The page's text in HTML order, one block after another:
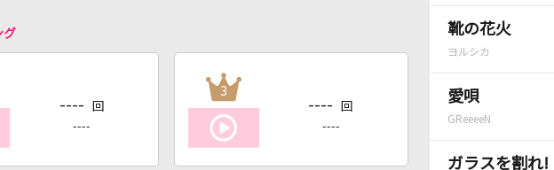
靴の花火
ヨルシカ
愛唄
GReeeeN
ガラスを割れ!
グ
---- 回
----
3
---- 回
----